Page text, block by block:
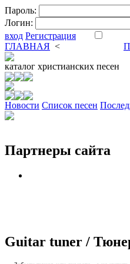
Пароль:
Логин:
вход Регистрация
ГЛАВНАЯ <
каталог христианских песен
Новости Cписок песен
Партнеры сайта
Guitar tuner /